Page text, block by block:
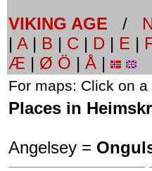
VIKING AGE /
| A | B | C | D | E |
Æ | Ø Ö | Å |
For maps: Click on a
Places in
Angelsey =